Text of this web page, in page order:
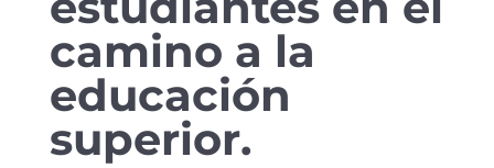
camino a la
educación
superior.